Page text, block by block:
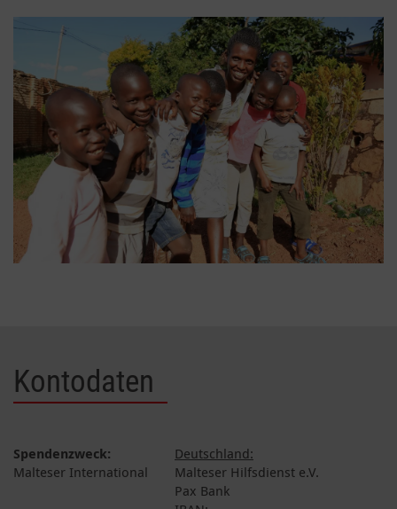
Kontodaten
Spendenzweck:
Malteser International
Deutschland:
Malteser Hilfsdienst e.V.
Pax Bank